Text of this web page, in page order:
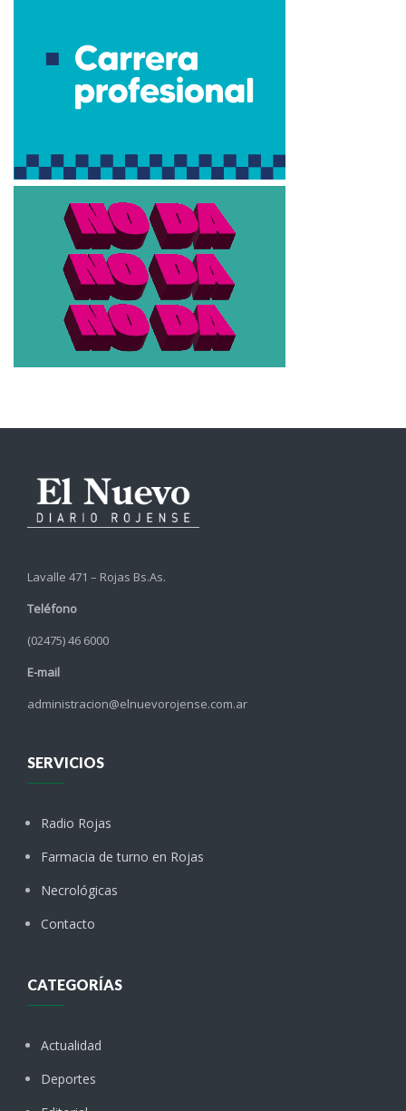
Lavalle 471 – Rojas Bs.As.
Teléfono
(02475) 46 6000
E-mail
administracion@elnuevorojense.com.ar
SERVICIOS
Radio Rojas
Farmacia de turno en Rojas
Necrológicas
Contacto
CATEGORÍAS
Actualidad
Deportes